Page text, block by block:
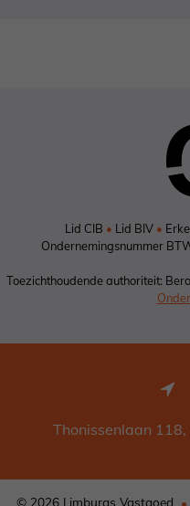
Lid CIB • Lid BIV •
Ondernemingsnummer
Toezichthoudende authoriteit:
Thonissenlaan
© 2026 Limburgs Vastgoed